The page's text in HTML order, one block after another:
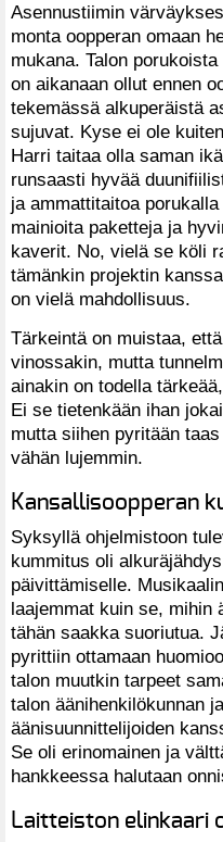
Asennustiimin
monta oopperan omaan
mukana. Talon
on aikanaan ollut ennen
tekemässä alkuperäistä
sujuvat. Kyse ei ole
Harri taitaa olla saman
runsaasti hyvää
ja ammattitaitoa
mainioita paketteja ja
kaverit. No, vielä se köli
tämänkin projektin
on vielä mahdollisuus.
Tärkeintä on muistaa,
vinossakin, mutta
ainakin on todella
Ei se tietenkään ihan
mutta siihen pyritään
vähän lujemmin.
Kansallisoopperan
Syksyllä ohjelmistoon
kummitus oli
päivittämiselle.
laajemmat kuin se, mihin
tähän saakka suoriutua.
pyrittiin ottamaan
talon muutkin tarpeet
talon äänihenkilökunnan
äänisuunnittelijoiden
Se oli erinomainen ja
hankkeessa halutaan
Laitteiston elinkaari